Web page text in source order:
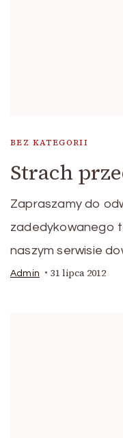
BEZ KATEGORII
Strach
Zapraszamy do
zadedykowanego
naszym serwisie
Admin 31 lipca 2012